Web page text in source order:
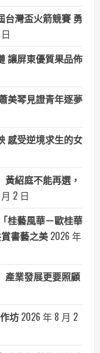
台灣盃火箭競賽 勇
讓屏東優質果品佈
美琴見證青年逐夢
感受逆境求生的女
紹庭不能再選，
2 日
桂藝風華－歐桂華
書藝之美 2026 年
業發展更要照顧
坊 2026 年 8 月 2